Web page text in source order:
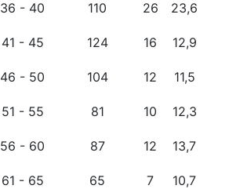
36 - 40 110 26 23,6
41 - 45 124 16 12,9
46 - 50 104 12 11,5
51 - 55 81 10 12,3
56 - 60 87 12 13,7
61 - 65 65 7 10,7